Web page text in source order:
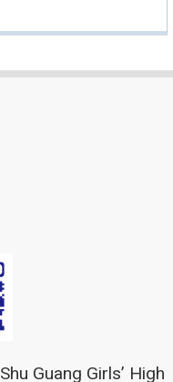
Shu Guang Girls’ High